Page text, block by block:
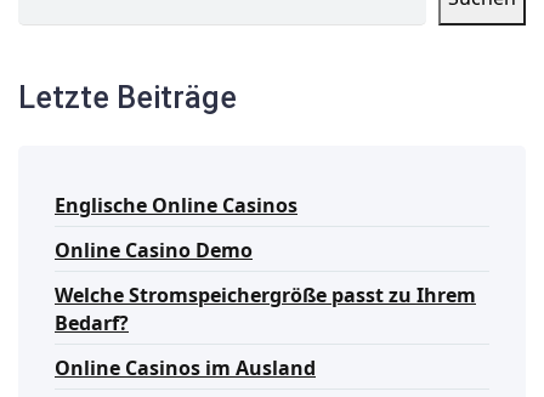
Letzte Beiträge
Englische Online Casinos
Online Casino Demo
Welche Stromspeichergröße passt zu Ihrem
Bedarf?
Online Casinos im Ausland